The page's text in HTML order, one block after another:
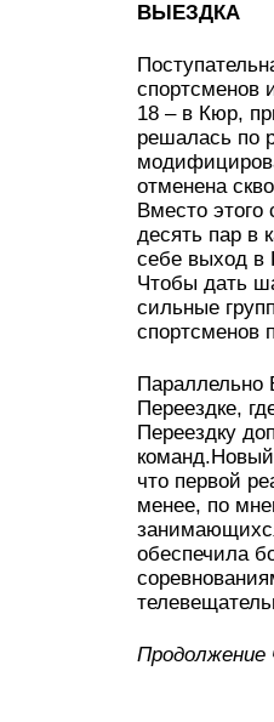
ВЫЕЗДКА
спортсменов
18 – в Кюр,
решалась по
отменена
Вместо
десять пар в
себе выход в
Чтобы дать
сильные
спортсменов
Параллельно
Переездке,
Переездку
что первой
менее, по
обеспечила